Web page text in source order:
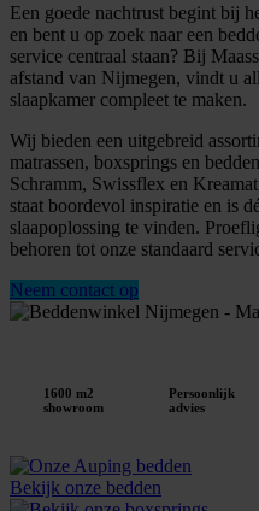
Een goede nachtrust begint bij
en bent u op zoek naar een
service centraal staan? Bij
afstand van Nijmegen, vindt u
slaapkamer compleet te maken.
Wij bieden een uitgebreid
matrassen, boxsprings en
Schramm, Swissflex en
staat boordevol inspiratie en is
slaapoplossing te vinden.
behoren tot onze standaard
Neem contact op
1600 m2
showroom
Persoonlijk
advies
Bekijk onze bedden